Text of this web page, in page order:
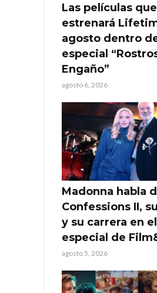
Las películas que
estrenará
agosto dentro
especial
Engaño”
agosto 6, 2026
Madonna habla
Confessions II,
y su carrera en
especial de
agosto 5, 2026